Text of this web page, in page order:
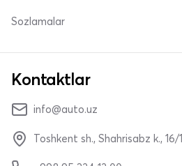
Sozlamalar
Kontaktlar
info@auto.uz
Toshkent sh., Shahrisabz k., 16/1